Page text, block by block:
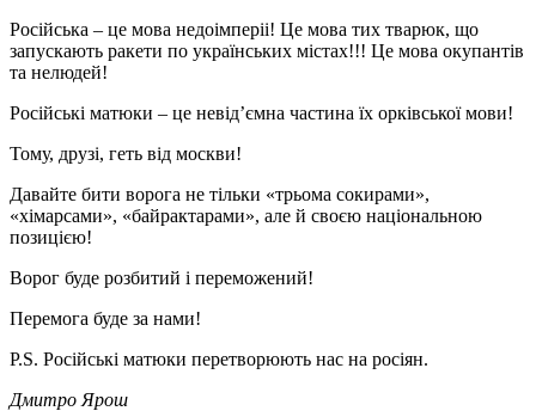
Російська – це мова недоімперіі! Це мова тих тварюк, що
запускають ракети по українських містах!!! Це мова окупантів
та нелюдей!
Російські матюки – це невід’ємна частина їх орківської мови!
Тому, друзі, геть від москви!
Давайте бити ворога не тільки «трьома сокирами»,
«хімарсами», «байрактарами», але й своєю національною
позицією!
Ворог буде розбитий і переможений!
Перемога буде за нами!
P.S. Російські матюки перетворюють нас на росіян.
Дмитро Ярош